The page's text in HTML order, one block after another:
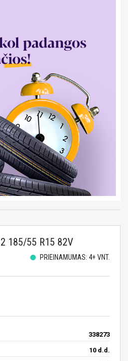
185/55 R15 82V
PRIEINAMUMAS: 4+ VNT.
338273
10 d.d.